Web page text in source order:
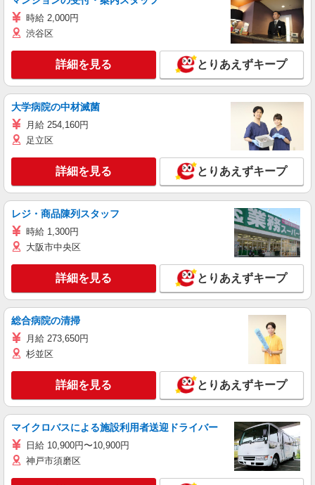
時給 2,000円
渋谷区
詳細を見る とりあえずキープ
大学病院の中材滅菌
月給 254,160円
足立区
詳細を見る とりあえずキープ
レジ・商品陳列スタッフ
時給 1,300円
大阪市中央区
詳細を見る とりあえずキープ
総合病院の清掃
月給 273,650円
杉並区
詳細を見る とりあえずキープ
マイクロバスによる施設利用者送迎ドライバー
日給 10,900円〜10,900円
神戸市須磨区